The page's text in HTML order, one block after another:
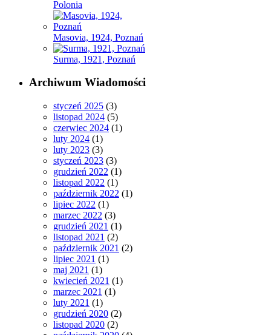
Polonia
Masovia, 1924, Poznań
Surma, 1921, Poznań
Archiwum Wiadomości
styczeń 2025 (3)
listopad 2024 (5)
czerwiec 2024 (1)
luty 2024 (1)
luty 2023 (3)
styczeń 2023 (3)
grudzień 2022 (1)
listopad 2022 (1)
październik 2022 (1)
lipiec 2022 (1)
marzec 2022 (3)
grudzień 2021 (1)
listopad 2021 (2)
październik 2021 (2)
lipiec 2021 (1)
maj 2021 (1)
kwiecień 2021 (1)
marzec 2021 (1)
luty 2021 (1)
grudzień 2020 (2)
listopad 2020 (2)